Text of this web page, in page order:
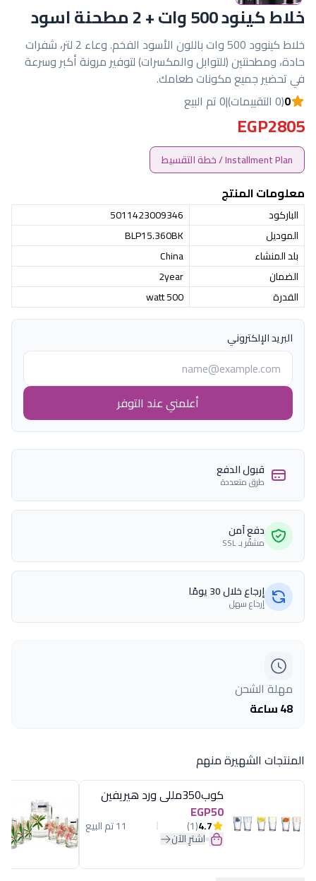
خلاط كينود 500 وات + 2 مطحنة اسود
خلاط كينوود 500 وات باللون الأسود الفخم. وعاء 2 لتر، شفرات
حادة، ومطحنتين (للتوابل والمكسرات) لتوفير مرونة أكبر وسرعة
في تحضير جميع مكونات طعامك.
0(0 التقييمات) |0 تم البيع
EGP2805
Installment Plan / خطة التقسيط
معلومات المنتج
الباركود
5011423009346
الموديل
BLP15.360BK
بلد المنشاء
China
الضمان
2year
القدرة
500 watt
البريد الإلكتروني
أعلمني عند التوفر
قبول الدفع
طرق متعددة
دفع آمن
مشفّر بـ SSL
إرجاع خلال 30 يومًا
إرجاع سهل
مهلة الشحن
48 ساعة
المنتجات الشهيرة منهم
كوب350مللى ورد هيريفين
EGP50
4.7
(1) 11 تم البيع
اشترِ الآن